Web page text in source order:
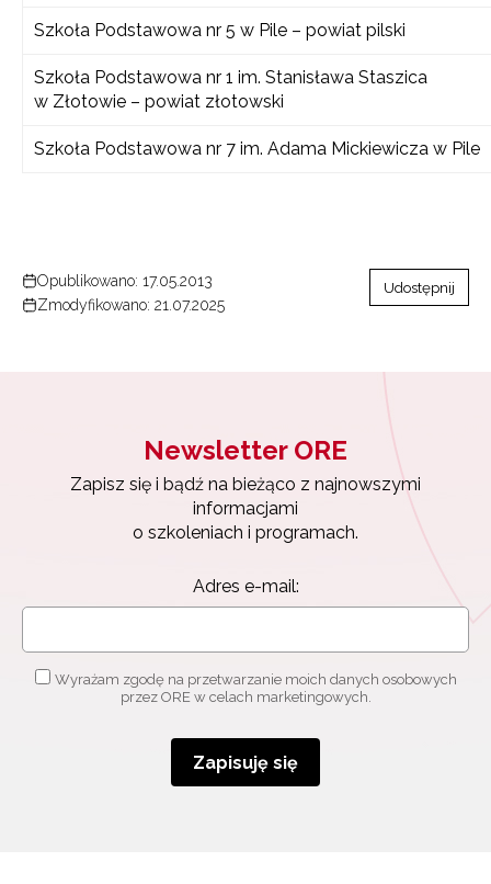
Szkoła Podstawowa nr 5 w Pile – powiat pilski
Szkoła Podstawowa nr 1 im. Stanisława Staszica
w Złotowie – powiat złotowski
Szkoła Podstawowa nr 7 im. Adama Mickiewicza w Pile
Opublikowano: 17.05.2013
Zmodyfikowano: 21.07.2025
Udostępnij
Newsletter ORE
Zapisz się i bądź na bieżąco z najnowszymi
informacjami
o szkoleniach i programach.
Adres e-mail:
Wyrażam zgodę na przetwarzanie moich danych osobowych
przez ORE w celach marketingowych.
Zapisuję się